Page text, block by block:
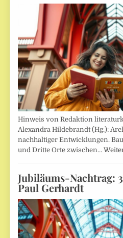
Hinweis von Redaktion
Alexandra Hildebrandt (Hg.):
nachhaltiger Entwicklungen.
und Dritte Orte zwischen…
Jubiläums-Nachtrag:
Paul Gerhardt